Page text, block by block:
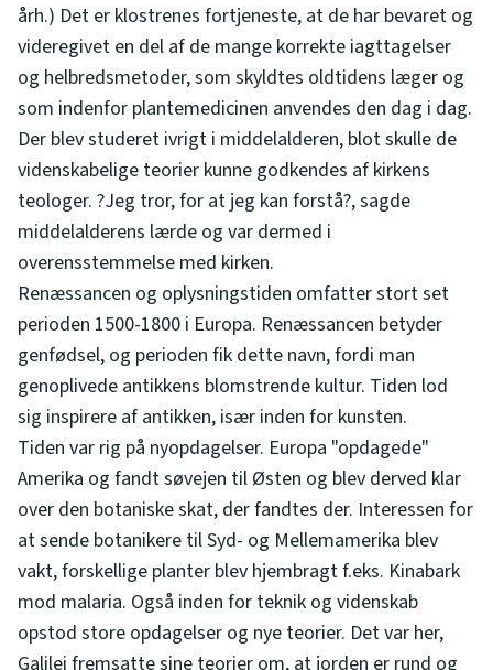
årh.) Det er klostrenes fortjeneste, at de har bevaret og
videregivet en del af de mange korrekte iagttagelser
og helbredsmetoder, som skyldtes oldtidens læger og
som indenfor plantemedicinen anvendes den dag i dag.
Der blev studeret ivrigt i middelalderen, blot skulle de
videnskabelige teorier kunne godkendes af kirkens
teologer. ?Jeg tror, for at jeg kan forstå?, sagde
middelalderens lærde og var dermed i
overensstemmelse med kirken.
Renæssancen og oplysningstiden omfatter stort set
perioden 1500-1800 i Europa. Renæssancen betyder
genfødsel, og perioden fik dette navn, fordi man
genoplivede antikkens blomstrende kultur. Tiden lod
sig inspirere af antikken, især inden for kunsten.
Tiden var rig på nyopdagelser. Europa "opdagede"
Amerika og fandt søvejen til Østen og blev derved klar
over den botaniske skat, der fandtes der. Interessen for
at sende botanikere til Syd- og Mellemamerika blev
vakt, forskellige planter blev hjembragt f.eks. Kinabark
mod malaria. Også inden for teknik og videnskab
opstod store opdagelser og nye teorier. Det var her,
Galilei fremsatte sine teorier om, at jorden er rund og